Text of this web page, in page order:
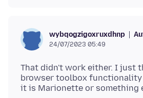
wybqogzigoxruxdhnp
24/07/2023 05:49
That didn't work either. I just
browser toolbox functionality